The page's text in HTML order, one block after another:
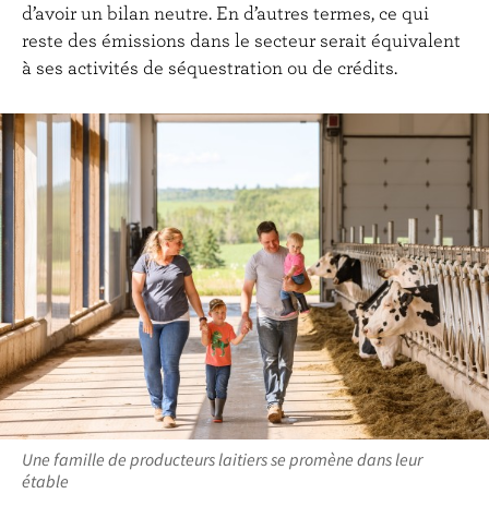
d’avoir un bilan neutre. En d’autres termes, ce qui
reste des émissions dans le secteur serait équivalent
à ses activités de séquestration ou de crédits.
Une famille de producteurs laitiers se promène dans leur
étable